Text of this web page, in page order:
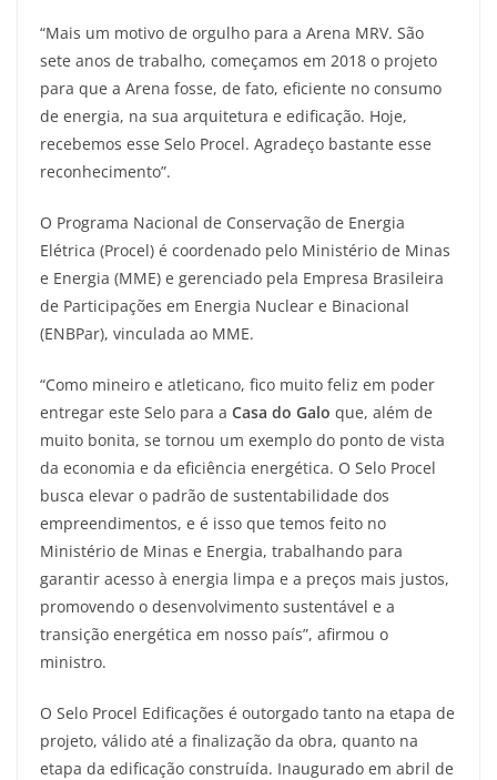
“Mais um motivo de orgulho para a Arena MRV. São
sete anos de trabalho, começamos em 2018 o projeto
para que a Arena fosse, de fato, eficiente no consumo
de energia, na sua arquitetura e edificação. Hoje,
recebemos esse Selo Procel. Agradeço bastante esse
reconhecimento”.
O Programa Nacional de Conservação de Energia
Elétrica (Procel) é coordenado pelo Ministério de Minas
e Energia (MME) e gerenciado pela Empresa Brasileira
de Participações em Energia Nuclear e Binacional
(ENBPar), vinculada ao MME.
“Como mineiro e atleticano, fico muito feliz em poder
entregar este Selo para a Casa do Galo que, além de
muito bonita, se tornou um exemplo do ponto de vista
da economia e da eficiência energética. O Selo Procel
busca elevar o padrão de sustentabilidade dos
empreendimentos, e é isso que temos feito no
Ministério de Minas e Energia, trabalhando para
garantir acesso à energia limpa e a preços mais justos,
promovendo o desenvolvimento sustentável e a
transição energética em nosso país”, afirmou o
ministro.
O Selo Procel Edificações é outorgado tanto na etapa de
projeto, válido até a finalização da obra, quanto na
etapa da edificação construída. Inaugurado em abril de